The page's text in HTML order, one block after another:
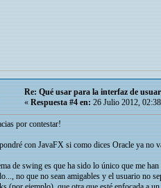
Re: Qué usar para la interfaz de
«Respuesta #4 en:26 Julio 2012,
por contestar!
con JavaFX si como dices Oracle ya no
de swing es que ha sido lo único que me
no que no sean amigables y el usuario no